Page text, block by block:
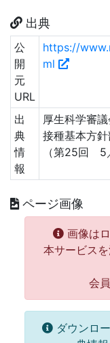
出典
公
開
元
URL
https://
ml
出
典
情
報
厚生科学審
接種基本方
（第25回 5
ページ画像
画像はロ
本サービス
会
ダウンロ